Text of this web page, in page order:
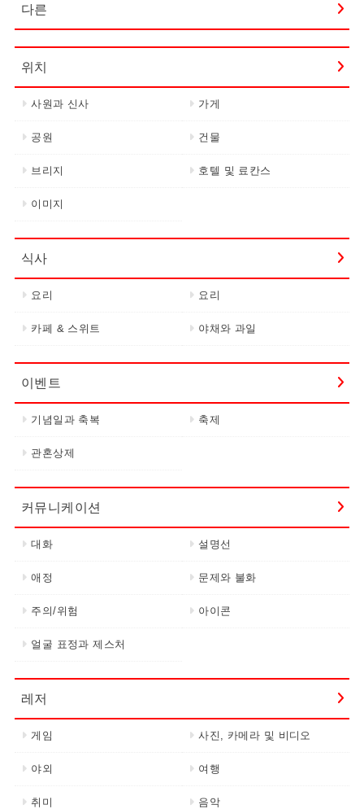
다른
위치
사원과 신사 가게
공원 건물
브리지 호텔 및 료칸스
이미지
식사
요리 요리
카페 & 스위트 야채와 과일
이벤트
기념일과 축복 축제
관혼상제
커뮤니케이션
대화 설명선
애정 문제와 불화
주의/위험 아이콘
얼굴 표정과 제스처
레저
게임 사진, 카메라 및 비디오
야외 여행
취미 음악